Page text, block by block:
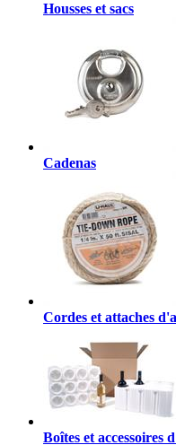
Housses et sacs
Cadenas
Cordes et attaches
Boîtes et accessoires